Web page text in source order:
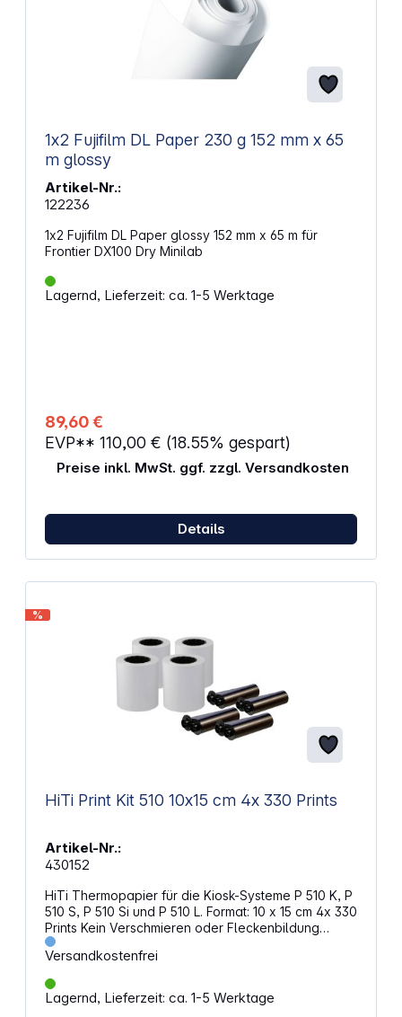
1x2 Fujifilm DL Paper 230 g 152 mm x 65
m glossy
Artikel-Nr.:
122236
1x2 Fujifilm DL Paper glossy 152 mm x 65 m für
Frontier DX100 Dry Minilab
Lagernd, Lieferzeit: ca. 1-5 Werktage
89,60 €
EVP** 110,00 € (18.55% gespart)
Preise inkl. MwSt. ggf. zzgl. Versandkosten
Details
%
HiTi Print Kit 510 10x15 cm 4x 330 Prints
Artikel-Nr.:
430152
HiTi Thermopapier für die Kiosk-Systeme P 510 K, P
510 S, P 510 Si und P 510 L. Format: 10 x 15 cm 4x 330
Prints Kein Verschmieren oder Fleckenbildung
während des Druckvorgangs Um das Papier
verwenden zu können, muss die Firmware des
Druckers und der Treiber des Computer aktualisiert
werden.1 Vorteile: optimale Farbdichte exakte
Farbgleichmäßigkeit 1
Versandkostenfrei
Lagernd, Lieferzeit: ca. 1-5 Werktage